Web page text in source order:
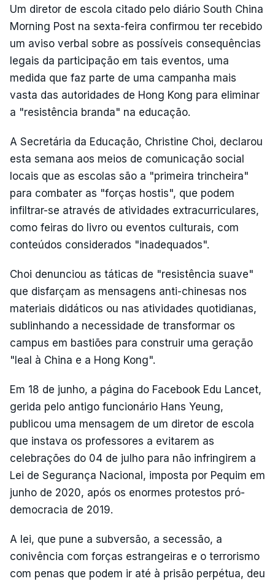
Um diretor de escola citado pelo diário South China
Morning Post na sexta-feira confirmou ter recebido
um aviso verbal sobre as possíveis consequências
legais da participação em tais eventos, uma
medida que faz parte de uma campanha mais
vasta das autoridades de Hong Kong para eliminar
a "resistência branda" na educação.
A Secretária da Educação, Christine Choi, declarou
esta semana aos meios de comunicação social
locais que as escolas são a "primeira trincheira"
para combater as "forças hostis", que podem
infiltrar-se através de atividades extracurriculares,
como feiras do livro ou eventos culturais, com
conteúdos considerados "inadequados".
Choi denunciou as táticas de "resistência suave"
que disfarçam as mensagens anti-chinesas nos
materiais didáticos ou nas atividades quotidianas,
sublinhando a necessidade de transformar os
campus em bastiões para construir uma geração
"leal à China e a Hong Kong".
Em 18 de junho, a página do Facebook Edu Lancet,
gerida pelo antigo funcionário Hans Yeung,
publicou uma mensagem de um diretor de escola
que instava os professores a evitarem as
celebrações do 04 de julho para não infringirem a
Lei de Segurança Nacional, imposta por Pequim em
junho de 2020, após os enormes protestos pró-
democracia de 2019.
A lei, que pune a subversão, a secessão, a
conivência com forças estrangeiras e o terrorismo
com penas que podem ir até à prisão perpétua, deu